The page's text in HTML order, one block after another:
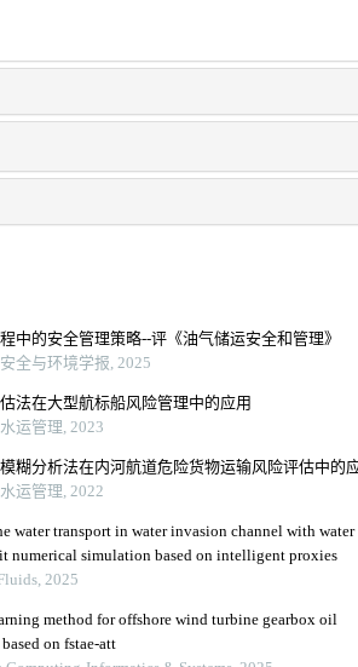
中的安全管理策略--评《油气储运安全和管理》
全与环境学报, 2025
法在大型航标船风险管理中的应用
运管理, 2023
糊分析法在内河航道危险货物运输风险评估中的
运管理, 2022
water transport in water invasion channel with water
numerical simulation based on intelligent proxies
2025
method for offshore wind turbine gearbox oil
on fstae-att